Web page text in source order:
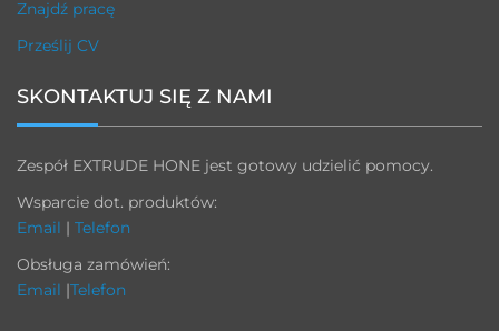
Znajdź pracę
Prześlij CV
SKONTAKTUJ SIĘ Z NAMI
Zespół EXTRUDE HONE jest gotowy udzielić pomocy.
Wsparcie dot. produktów:
Email | Telefon
Obsługa zamówień:
Email |Telefon